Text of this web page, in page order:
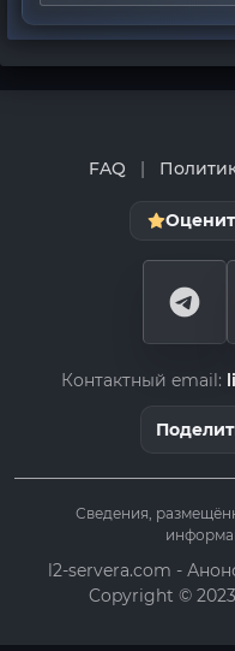
FAQ |
Контактный email:
Сведения,
l2-servera.com -
Copyright ©